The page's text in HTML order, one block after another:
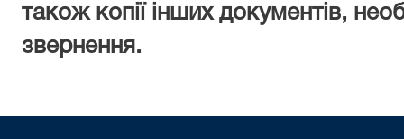
також копії інших документів,
звернення.